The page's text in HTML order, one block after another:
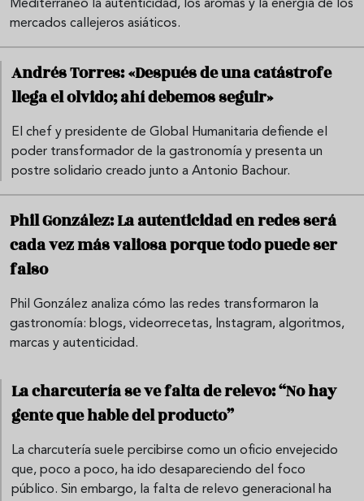
Mediterráneo la autenticidad, los aromas y la energía de los
mercados callejeros asiáticos.
Andrés Torres: «Después de una catástrofe
llega el olvido; ahí debemos seguir»
El chef y presidente de Global Humanitaria defiende el
poder transformador de la gastronomía y presenta un
postre solidario creado junto a Antonio Bachour.
Phil González: La autenticidad en redes será
cada vez más valiosa porque todo puede ser
falso
Phil González analiza cómo las redes transformaron la
gastronomía: blogs, videorrecetas, Instagram, algoritmos,
marcas y autenticidad.
La charcutería se ve falta de relevo: “No hay
gente que hable del producto”
La charcutería suele percibirse como un oficio envejecido
que, poco a poco, ha ido desapareciendo del foco
público. Sin embargo, la falta de relevo generacional ha